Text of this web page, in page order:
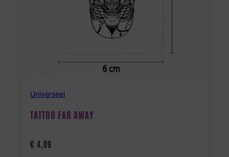
Universeel
TATTOO FAR AWAY
€ 4,09